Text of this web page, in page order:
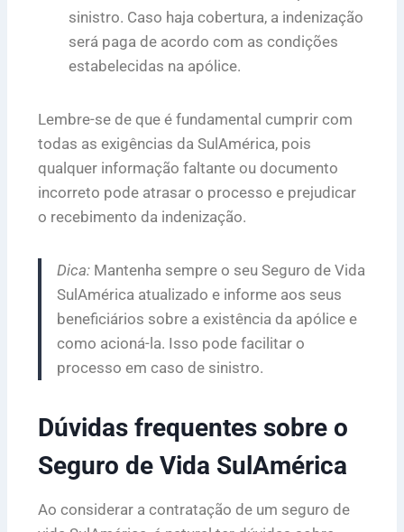
sinistro. Caso haja cobertura, a indenização
será paga de acordo com as condições
estabelecidas na apólice.
Lembre-se de que é fundamental cumprir com
todas as exigências da SulAmérica, pois
qualquer informação faltante ou documento
incorreto pode atrasar o processo e prejudicar
o recebimento da indenização.
Dica: Mantenha sempre o seu Seguro de Vida
SulAmérica atualizado e informe aos seus
beneficiários sobre a existência da apólice e
como acioná-la. Isso pode facilitar o
processo em caso de sinistro.
Dúvidas frequentes sobre o
Seguro de Vida SulAmérica
Ao considerar a contratação de um seguro de